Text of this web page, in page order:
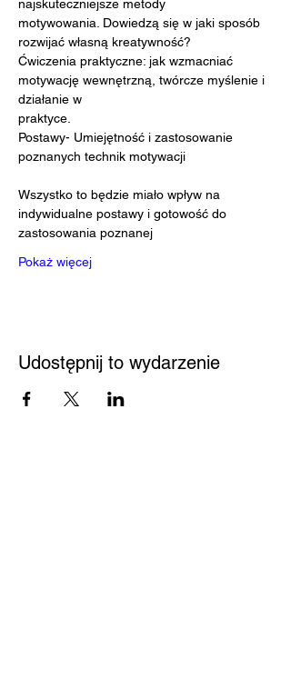
najskuteczniejsze metody
motywowania. Dowiedzą się w jaki sposób
rozwijać własną kreatywność?
Ćwiczenia praktyczne: jak wzmacniać
motywację wewnętrzną, twórcze myślenie i
działanie w
praktyce.
Postawy- Umiejętność i zastosowanie
poznanych technik motywacji
Wszystko to będzie miało wpływ na
indywidualne postawy i gotowość do
zastosowania poznanej
Pokaż więcej
Udostępnij to wydarzenie